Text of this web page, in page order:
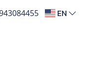
EN